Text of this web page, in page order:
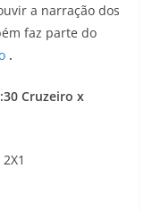
a narração dos
faz parte do
.
Cruzeiro x